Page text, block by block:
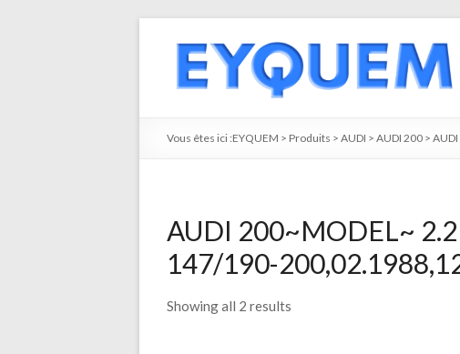
Vous êtes ici :EYQUEM > Produits > AUDI > AUDI 200 >
AUDI 200~MODEL~
147/190-
Showing all 2 results